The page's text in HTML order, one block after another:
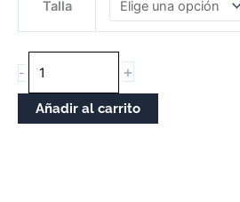
Talla
-
Piña
cantidade
+
Añadir al carrito